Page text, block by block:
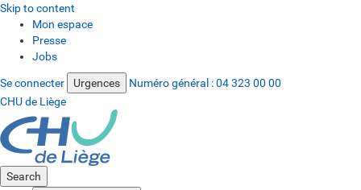
Skip to content
Mon espace
Presse
Jobs
Se connecter Urgences Numéro général :04 323 00 00
CHU de Liège
Search